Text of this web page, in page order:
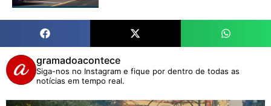
gramadoacontece
Siga-nos no Instagram e fique por dentro de todas as
notícias em tempo real.